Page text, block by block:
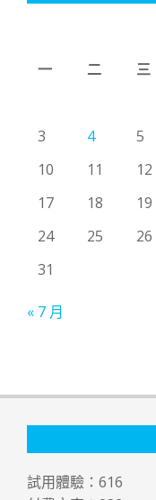
一
二 三
3
4 5
10
11 12
17
18 19
24
25 26
31
« 7 月
試用體驗： 616